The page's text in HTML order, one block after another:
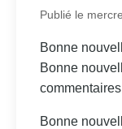
Publié le
Bonne
Bonne
Bonne